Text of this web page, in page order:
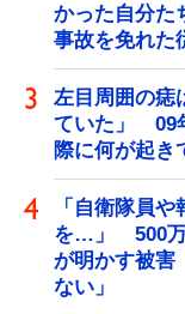
かった自分
事故を免れた
左目周囲の痣
ていた」 09
際に何が起き
「自衛隊員
を…」 500万
が明かす被
ない」